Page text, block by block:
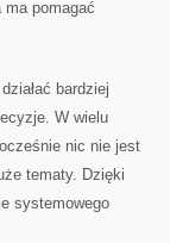
ma pomagać
bardziej
W wielu
nic nie jest
tematy. Dzięki
systemowego